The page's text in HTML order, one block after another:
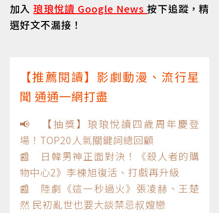
加入琅琅悅讀 Google News按下追蹤，精
選好文不漏接！
【推薦閱讀】影劇動漫、流行星
聞 通通一網打盡
📢 【抽獎】琅琅悅讀四歲周年慶登
場！TOP20人氣關鍵詞總回顧
📰 日韓男神正面對決！《殺人者的購
物中心2》李棟旭復活、打戲再升級
📰 陸劇《這一秒過火》張凌赫、王楚
然 民初亂世也要大談禁忌叔嫂戀